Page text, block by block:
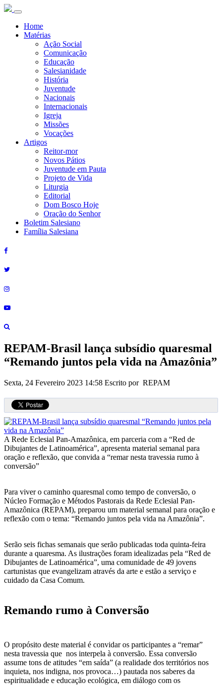
Home
Matérias
Ação Social
Comunicação
Educação
Salesianidade
História
Juventude
Nacionais
Internacionais
Igreja
Missões
Vocações
Artigos
Reitor-mor
Novos Pátios
Juventude em Pauta
Projeto de Vida
Liturgia
Editorial
Dom Bosco Hoje
Oração do Senhor
Boletim Salesiano
Família Salesiana
REPAM-Brasil lança subsídio quaresmal
“Remando juntos pela vida na Amazônia”
Sexta, 24 Fevereiro 2023 14:58 Escrito por REPAM
A Rede Eclesial Pan-Amazônica, em parceria com a “Red de
Dibujantes de Latinoamérica”, apresenta material semanal para
oração e reflexão, que convida a “remar nesta travessia rumo à
conversão”
Para viver o caminho quaresmal como tempo de conversão, o
Núcleo Formação e Métodos Pastorais da Rede Eclesial Pan-
Amazônica (REPAM), preparou um material semanal para oração e
reflexão com o tema: “Remando juntos pela vida na Amazônia”.
Serão seis fichas semanais que serão publicadas toda quinta-feira
durante a quaresma. As ilustrações foram idealizadas pela “Red de
Dibujantes de Latinoamérica”, uma comunidade de 49 jovens
cartunistas que evangelizam através da arte e estão a serviço e
cuidado da Casa Comum.
Remando rumo à Conversão
O propósito deste material é convidar os participantes a “remar”
nesta travessia que nos interpela à conversão. Essa conversão
assume tons de atitudes “em saída” (a realidade dos territórios nos
inquieta, nos indigna, nos provoca…) pautada nos saberes da
espiritualidade e educação ecológica, em diálogo com os